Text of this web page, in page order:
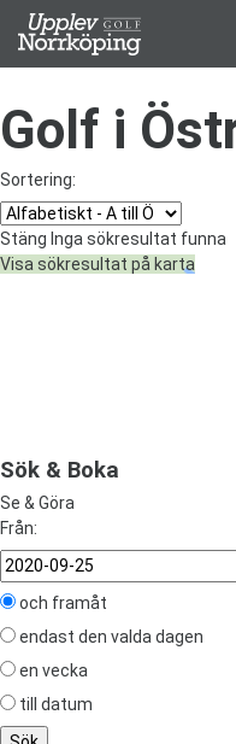
Golf i
Sortering:
Stäng Inga sökresultat funna
Visa sökresultat på karta
Sök & Boka
Se & Göra
Från:
och framåt
endast den valda dagen
en vecka
till datum